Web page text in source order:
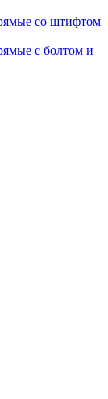
со штифтом
с болтом и